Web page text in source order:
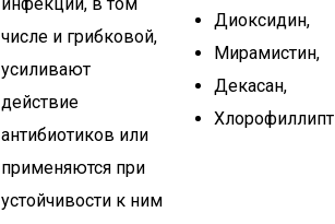
числе и грибковой,
усиливают
действие
антибиотиков или
применяются при
устойчивости к ним
Диоксидин,
Мирамистин,
Декасан,
Хлорофиллипт